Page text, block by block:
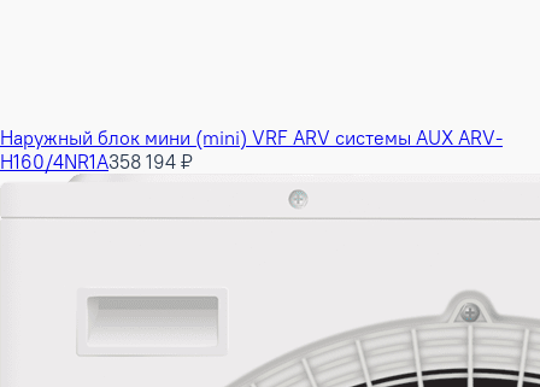
Наружный блок мини (mini) VRF ARV системы AUX ARV-
H160/4NR1A358 194 ₽